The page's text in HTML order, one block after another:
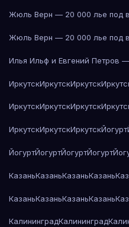
Жюль Верн — 20 000 лье под
Жюль Верн — 20 000 лье под
Илья Ильф и Евгений Петров
ИркутскИркутскИркутск
ИркутскИркутскИркутск
ИркутскИркутскИркутскЙогурт
ЙогуртЙогуртЙогуртЙогурт
КазаньКазаньКазаньКазань
КазаньКазаньКазаньКазань
КалининградКалининград